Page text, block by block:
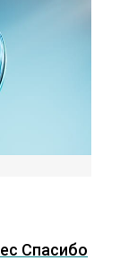
Спасибо